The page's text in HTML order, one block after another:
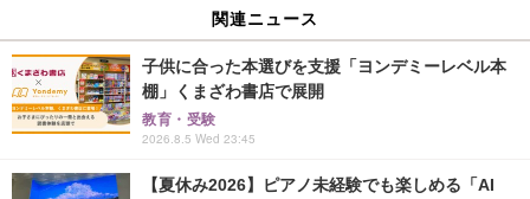
関連ニュース
子供に合った本選びを支援「ヨンデミーレベル本
棚」くまざわ書店で展開
教育・受験
2026.8.5 Wed 23:45
【夏休み2026】ピアノ未経験でも楽しめる「AI